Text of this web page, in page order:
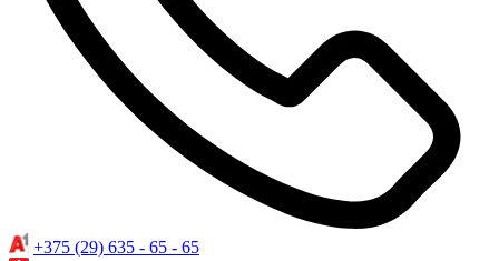
+375 (29) 635 - 65 - 65